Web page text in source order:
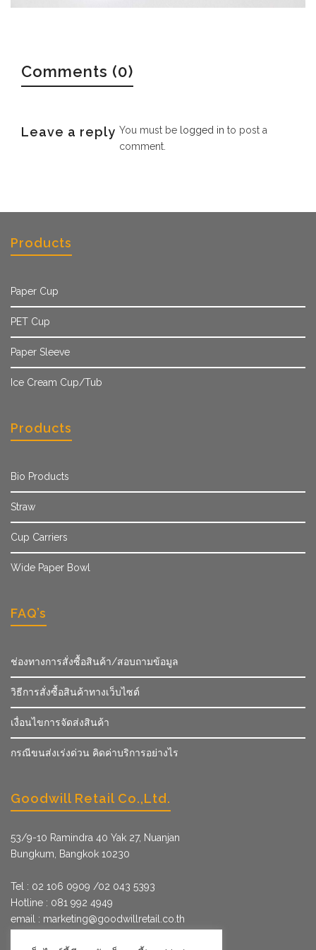
Comments (0)
Leave a reply You must be logged in to post a
comment.
Products
Paper Cup
PET Cup
Paper Sleeve
Ice Cream Cup/Tub
Products
Bio Products
Straw
Cup Carriers
Wide Paper Bowl
FAQ’s
ช่องทางการสั่งซื้อสินค้า/สอบถามข้อมูล
วิธีการสั่งซื้อสินค้าทางเว็บไซต์
เงื่อนไขการจัดส่งสินค้า
กรณีขนส่งเร่งด่วน คิดค่าบริการอย่างไร
Goodwill Retail Co.,Ltd.
53/9­-10 Ramindra 40 Yak 27, Nuanjan
Bungkum, Bangkok 10230
Tel : 02 106 0909 /02 043 5393
Hotline : 081 992 4949
email : marketing@goodwillretail.co.th